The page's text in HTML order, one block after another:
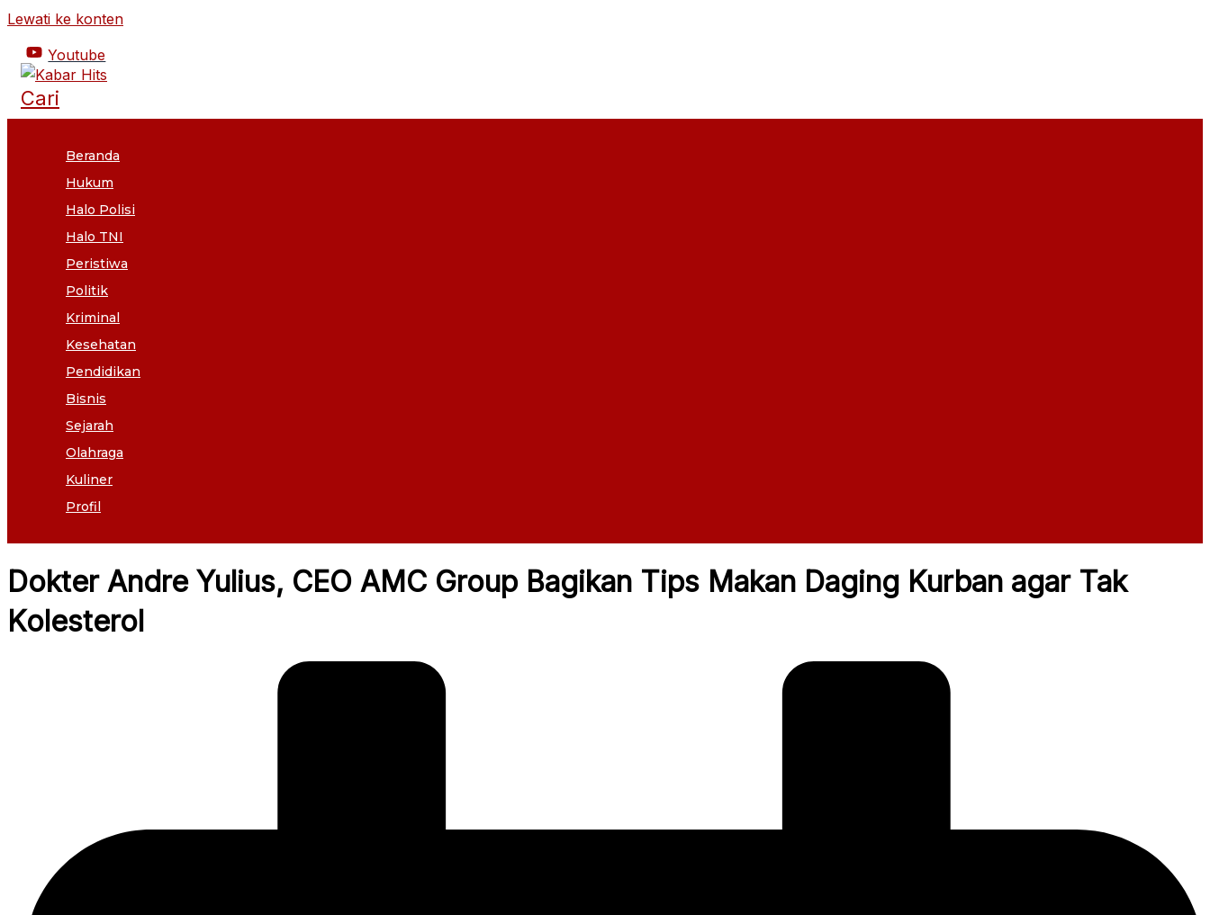
Lewati ke konten
Youtube
Cari
Beranda
Hukum
Halo Polisi
Halo TNI
Peristiwa
Politik
Kriminal
Kesehatan
Pendidikan
Bisnis
Sejarah
Olahraga
Kuliner
Profil
Dokter Andre Yulius, CEO AMC Group Bagikan Tips Makan Daging Kurban agar Tak
Kolesterol